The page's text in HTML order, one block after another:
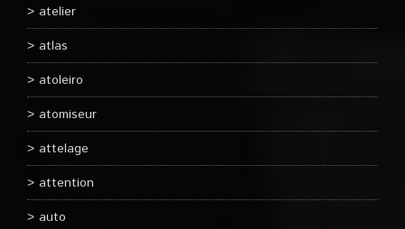
atelier
atlas
atoleiro
atomiseur
attelage
attention
auto